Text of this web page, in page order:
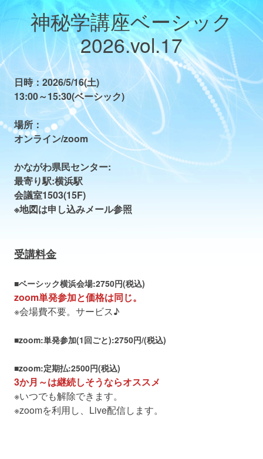
神秘学講座ベーシック
2026.vol.17
日時：2026/5/16(土)
13:00～15:30(ベーシック)
場所：
オンライン/zoom
かながわ県民センター:
最寄り駅:横浜駅
会議室1503(15F)
※地図は申し込みメール参照
受講料金
■ベーシック横浜会場:2750円(税込)
zoom単発参加と価格は同じ。
※会場費不要。サービス♪
■zoom:単発参加(1回ごと):2750円/(税込)
■zoom:定期払:2500円(税込)
3か月～は継続しそうならオススメ
※いつでも解除できます。
※zoomを利用し、Live配信します。